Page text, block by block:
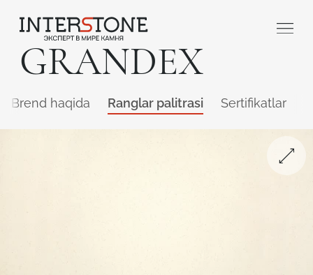
GRANDEX
Brend haqida Ranglar palitrasi Sertifikatlar